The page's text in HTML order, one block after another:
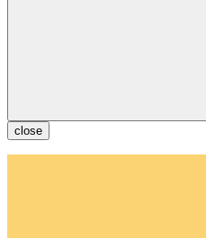
close